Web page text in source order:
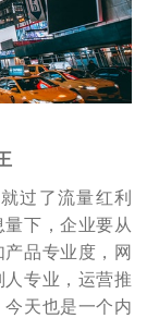
过了流量红利
下，企业要从
品专业度，网
专业，运营推
天也是一个内